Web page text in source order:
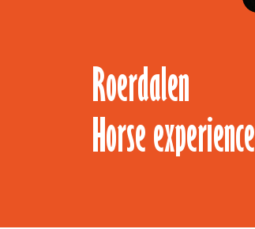
Roerdalen
Horse experience